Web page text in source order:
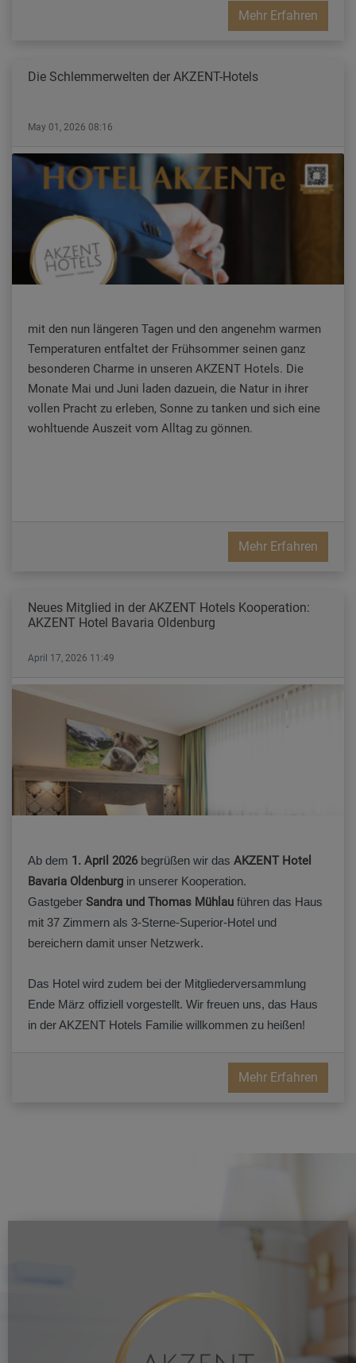
Mehr Erfahren
Die Schlemmerwelten der AKZENT-Hotels
May 01, 2026 08:16
mit den nun längeren Tagen und den angenehm warmen
Temperaturen entfaltet der Frühsommer seinen ganz
besonderen Charme in unseren AKZENT Hotels. Die
Monate Mai und Juni laden dazuein, die Natur in ihrer
vollen Pracht zu erleben, Sonne zu tanken und sich eine
wohltuende Auszeit vom Alltag zu gönnen.
Mehr Erfahren
Neues Mitglied in der AKZENT Hotels Kooperation:
AKZENT Hotel Bavaria Oldenburg
April 17, 2026 11:49
Ab dem 1. April 2026begrüßen wir das AKZENT Hotel
Bavaria Oldenburg in unserer Kooperation.
Gastgeber Sandra und Thomas Mühlau führen das Haus
mit 37 Zimmern als 3-Sterne-Superior-Hotel und
bereichern damit unser Netzwerk.
Das Hotel wird zudem bei der Mitgliederversammlung
Ende März offiziell vorgestellt. Wir freuen uns, das Haus
in der AKZENT Hotels Familie willkommen zu heißen!
Mehr Erfahren